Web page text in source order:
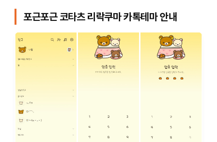
포근포근 코타츠 리락쿠마카톡테마 안내